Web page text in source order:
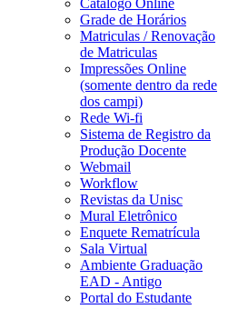
Catálogo Online
Grade de Horários
Matriculas / Renovação
de Matriculas
Impressões Online
(somente dentro da rede
dos campi)
Rede Wi-fi
Sistema de Registro da
Produção Docente
Webmail
Workflow
Revistas da Unisc
Mural Eletrônico
Enquete Rematrícula
Sala Virtual
Ambiente Graduação
EAD - Antigo
Portal do Estudante